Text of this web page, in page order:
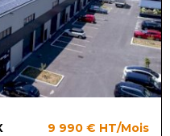
9 990 € HT/Mois